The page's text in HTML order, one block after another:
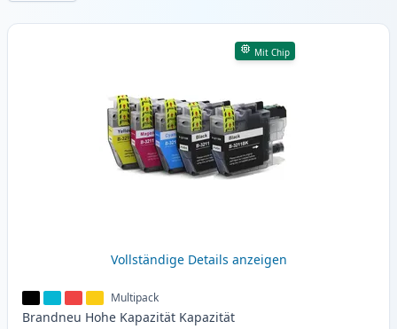
Produkte
Mit Chip
Vollständige Details anzeigen
Multipack
Brandneu Hohe Kapazität Kapazität